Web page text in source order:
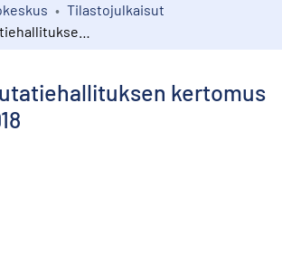
Tilastojulkaisut
kertomus